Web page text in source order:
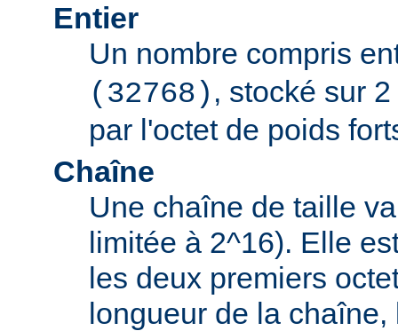
Entier
Un nombre compris
(32768) , stocké sur
par l'octet de poids
Chaîne
Une chaîne de taille
limitée à 2^16). Elle
les deux premiers
longueur de la